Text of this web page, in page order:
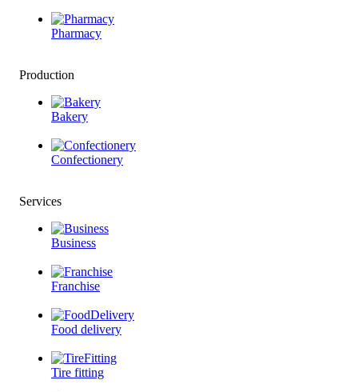
Pharmacy
Production
Bakery
Confectionery
Services
Business
Franchise
Food delivery
Tire fitting